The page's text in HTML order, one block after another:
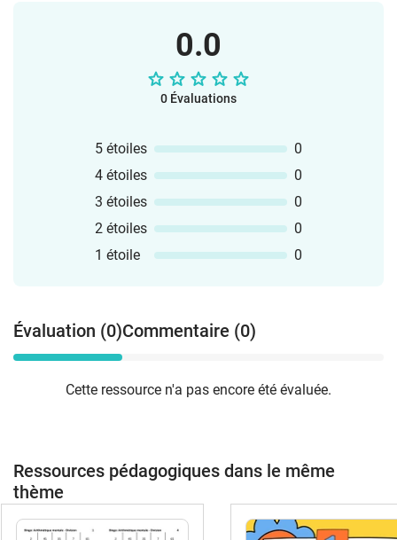
0.0
0 Évaluations
5 étoiles
0
4 étoiles
0
3 étoiles
0
2 étoiles
0
1 étoile
0
Évaluation (0)Commentaire (0)
Cette ressource n'a pas encore été évaluée.
Ressources pédagogiques dans le même
thème